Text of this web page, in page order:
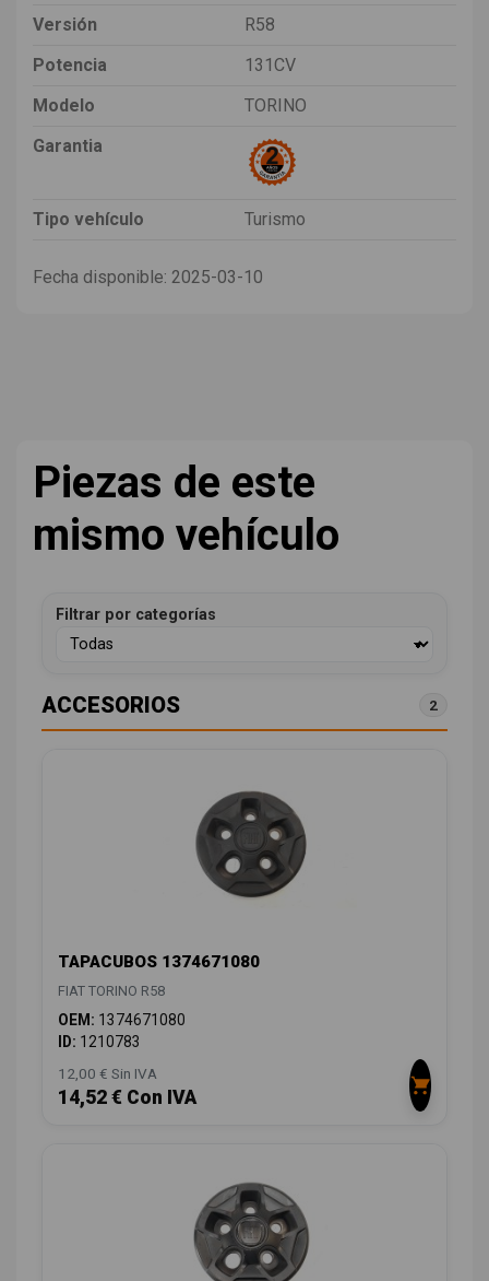
Versión
R58
Potencia
131CV
Modelo
TORINO
Garantia
Tipo vehículo Turismo
Fecha disponible: 2025-03-10
Piezas de este
mismo vehículo
Filtrar por categorías
ACCESORIOS 2
TAPACUBOS 1374671080
FIAT TORINO R58
OEM: 1374671080
ID: 1210783
12,00 € Sin IVA
14,52 € Con IVA